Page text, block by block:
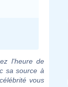
l'heure de
sa source à
vous